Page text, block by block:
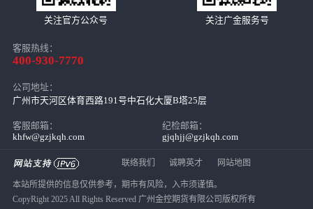
关注官方公众号 关注广金服务号
客服热线：
400-930-7770
公司地址：
广州市天河区体育西路191号中石化大厦B塔25层
客服邮箱：
khfw@gzjkqh.com
纪检邮箱：
gjqhjj@gzjkqh.com
联络我们 诚聘英才 网站地图
本站所提供的信息仅供参考，期市有风险，入市须谨慎。
CopyRight 2025 All Rights Reserved 广州金控期货有限公司版权所有